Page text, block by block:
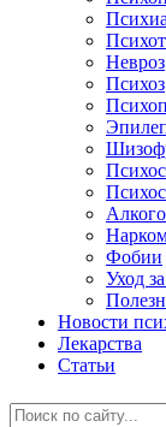
Невроз
Психоз
Фобии
Уход
Новости
Лекарства
Статьи